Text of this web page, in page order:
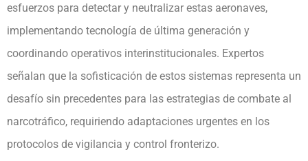
esfuerzos para detectar y neutralizar estas aeronaves,
implementando tecnología de última generación y
coordinando operativos interinstitucionales. Expertos
señalan que la sofisticación de estos sistemas representa un
desafío sin precedentes para las estrategias de combate al
narcotráfico, requiriendo adaptaciones urgentes en los
protocolos de vigilancia y control fronterizo.